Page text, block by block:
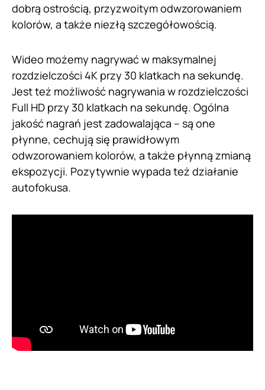
dobrą ostrością, przyzwoitym odwzorowaniem
kolorów, a także niezłą szczegółowością.
Wideo możemy nagrywać w maksymalnej
rozdzielczości 4K przy 30 klatkach na sekundę.
Jest też możliwość nagrywania w rozdzielczości
Full HD przy 30 klatkach na sekundę. Ogólna
jakość nagrań jest zadowalająca – są one
płynne, cechują się prawidłowym
odwzorowaniem kolorów, a także płynną zmianą
ekspozycji. Pozytywnie wypada też działanie
autofokusa.